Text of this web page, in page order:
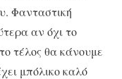
Φανταστική
αν όχι το
τέλος θα κάνουμε
μπόλικο καλό